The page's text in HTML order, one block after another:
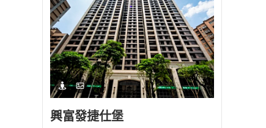
興富發捷仕堡